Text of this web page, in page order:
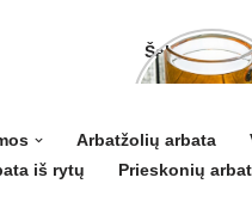
Šalavijo
ligoms
Arbatžolių arbata
iš rytų
Prieskonių